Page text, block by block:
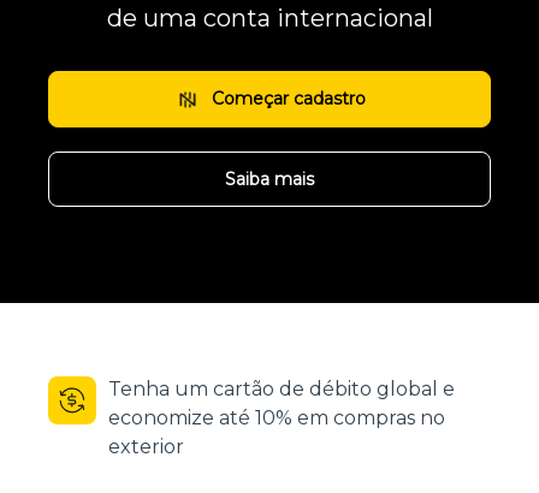
de uma conta internacional
Começar cadastro
Saiba mais
Tenha um cartão de débito global e
economize até 10% em compras no
exterior